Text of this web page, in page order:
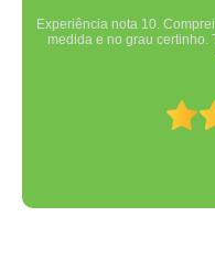
Experiência nota 10.
medida e no grau certinho.